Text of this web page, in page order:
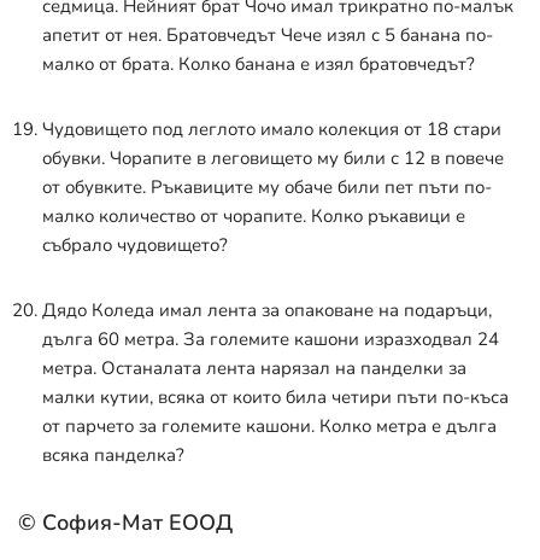
седмица. Нейният брат Чочо имал трикратно по-малък
апетит от нея. Братовчедът Чече изял с 5 банана по-
малко от брата. Колко банана е изял братовчедът?
Чудовището под леглото имало колекция от 18 стари
обувки. Чорапите в леговището му били с 12 в повече
от обувките. Ръкавиците му обаче били пет пъти по-
малко количество от чорапите. Колко ръкавици е
събрало чудовището?
Дядо Коледа имал лента за опаковане на подаръци,
дълга 60 метра. За големите кашони изразходвал 24
метра. Останалата лента нарязал на панделки за
малки кутии, всяка от които била четири пъти по-къса
от парчето за големите кашони. Колко метра е дълга
всяка панделка?
© София-Мат ЕООД